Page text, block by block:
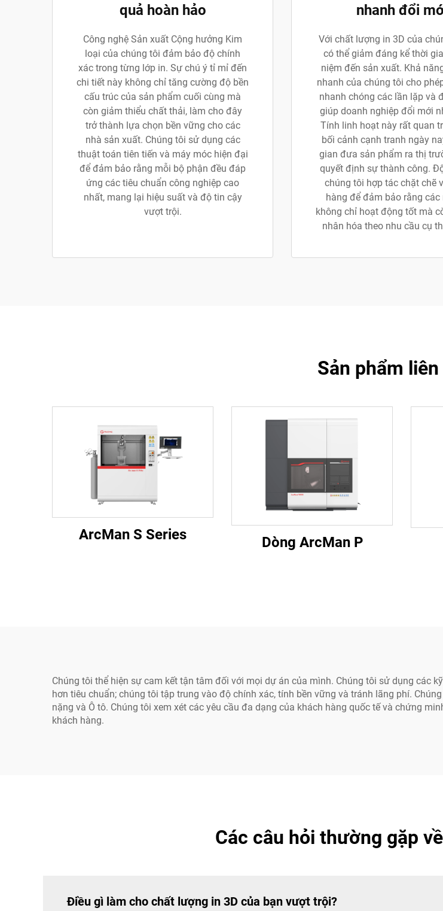
quả hoàn hảo
Công nghệ Sản xuất Cộng hưởng Kim
loại của chúng tôi đảm bảo độ chính
xác trong từng lớp in. Sự chú ý tỉ mỉ đến
chi tiết này không chỉ tăng cường độ bền
cấu trúc của sản phẩm cuối cùng mà
còn giảm thiểu chất thải, làm cho đây
trở thành lựa chọn bền vững cho các
nhà sản xuất. Chúng tôi sử dụng các
thuật toán tiên tiến và máy móc hiện đại
để đảm bảo rằng mỗi bộ phận đều đáp
ứng các tiêu chuẩn công nghiệp cao
nhất, mang lại hiệu suất và độ tin cậy
vượt trội.
nhanh đổi
Với chất lượng in 3D của
có thể giảm đáng kể thời
niệm đến sản xuất. Khả
nhanh của chúng tôi cho
nhanh chóng các lần lặp và
giúp doanh nghiệp đổi mới
Tính linh hoạt này rất quan
bối cảnh cạnh tranh ngày
gian đưa sản phẩm ra thị
quyết định sự thành công.
chúng tôi hợp tác chặt chẽ
hàng để đảm bảo rằng
không chỉ hoạt động tốt mà
nhân hóa theo nhu cầu cụ
Sản phẩm
ArcMan S Series Dòng ArcMan P
Chúng tôi thể hiện sự cam kết tận tâm đối với mọi dự án của mình. Chúng tôi sử dụng các
hơn tiêu chuẩn; chúng tôi tập trung vào độ chính xác, tính bền vững và tránh lãng phí.
nặng và Ô tô. Chúng tôi xem xét các yêu cầu đa dạng của khách hàng quốc tế và chứng
khách hàng.
Các câu hỏi thường gặp
Điều gì làm cho chất lượng in 3D của bạn vượt trội?